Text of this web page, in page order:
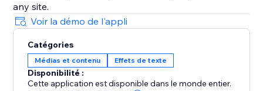
any site.
Voir la démo de l'appli
Catégories
Médias et contenu Effets de texte
Disponibilité :
Cette application est disponible dans le monde entier.